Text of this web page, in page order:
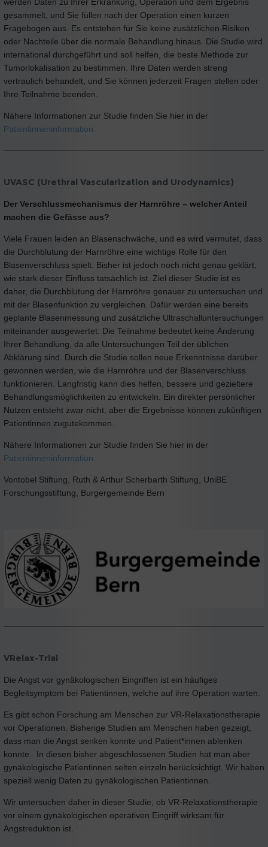
werden Daten zu Ihrer Erkrankung, Operation und dem Ergebnis
gesammelt, und Sie füllen nach der Operation einen kurzen
Fragebogen aus. Es entstehen für Sie keine zusätzlichen Risiken
oder Nachteile über die normale Behandlung hinaus. Die Studie wird
international durchgeführt und soll helfen, die beste Methode zur
Tumorlokalisation zu bestimmen. Ihre Daten werden streng
vertraulich behandelt, und Sie können jederzeit Fragen stellen oder
Ihre Teilnahme beenden.
Nähere Informationen zur Studie finden Sie hier in der
Patientinneninformation.
UVASC (Urethral Vascularization and Urodynamics)
Der Verschlussmechanismus der Harnröhre – welcher Anteil
machen die Gefässe aus?
Viele Frauen leiden an Blasenschwäche, und es wird vermutet, dass
die Durchblutung der Harnröhre eine wichtige Rolle für den
Blasenverschluss spielt. Bisher ist jedoch noch nicht genau geklärt,
wie stark dieser Einfluss tatsächlich ist. Ziel dieser Studie ist es
daher, die Durchblutung der Harnröhre genauer zu untersuchen und
mit der Blasenfunktion zu vergleichen. Dafür werden eine bereits
geplante Blasenmessung und zusätzliche Ultraschalluntersuchungen
miteinander ausgewertet. Die Teilnahme bedeutet keine Änderung
Ihrer Behandlung, da alle Untersuchungen Teil der üblichen
Abklärung sind. Durch die Studie sollen neue Erkenntnisse darüber
gewonnen werden, wie die Harnröhre und der Blasenverschluss
funktionieren. Langfristig kann dies helfen, bessere und gezieltere
Behandlungsmöglichkeiten zu entwickeln. Ein direkter persönlicher
Nutzen entsteht zwar nicht, aber die Ergebnisse können zukünftigen
Patientinnen zugutekommen.
Nähere Informationen zur Studie finden Sie hier in der
Patientinneninformation.
Vontobel Stiftung, Ruth & Arthur Scherbarth Stiftung, UniBE
Forschungsstiftung, Burgergemeinde Bern
VRelax-Trial
Die Angst vor gynäkologischen Eingriffen ist ein häufiges
Begleitsymptom bei Patientinnen, welche auf ihre Operation warten.
Es gibt schon Forschung am Menschen zur VR-Relaxationstherapie
vor Operationen. Bisherige Studien am Menschen haben gezeigt,
dass man die Angst senken konnte und Patient*innen ablenken
konnte. In diesen bisher abgeschlossenen Studien hat man aber
gynäkologische Patientinnen selten einzeln berücksichtigt. Wir haben
speziell wenig Daten zu gynäkologischen Patientinnen.
Wir untersuchen daher in dieser Studie, ob VR-Relaxationstherapie
vor einem gynäkologischen operativen Eingriff wirksam für
Angstreduktion ist.